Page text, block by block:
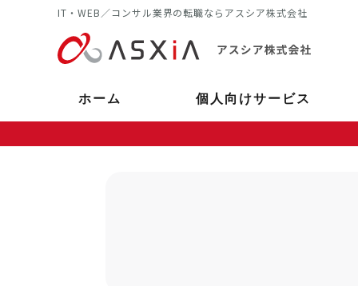
IT・WEB／コンサル業界の転職ならアスシア株式会社
ホーム 個人向けサービス